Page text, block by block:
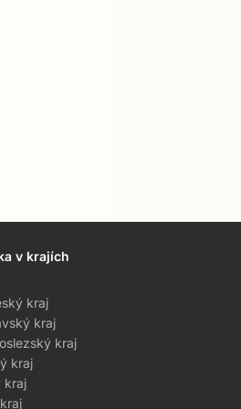
v krajích
kraj
kraj
kraj
kraj
kraj